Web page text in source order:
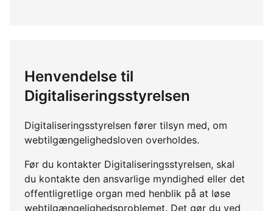
Henvendelse til
Digitaliseringsstyrelsen
Digitaliseringsstyrelsen fører tilsyn med, om
webtilgængelighedsloven overholdes.
Før du kontakter Digitaliseringsstyrelsen, skal
du kontakte den ansvarlige myndighed eller det
offentligretlige organ med henblik på at løse
webtilgængelighedsproblemet. Det gør du ved